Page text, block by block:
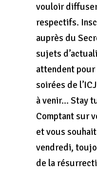
vouloir
respectifs.
auprès du
sujets
attendent pour
soirées de
à venir… Stay
Comptant sur
et vous
vendredi,
de la